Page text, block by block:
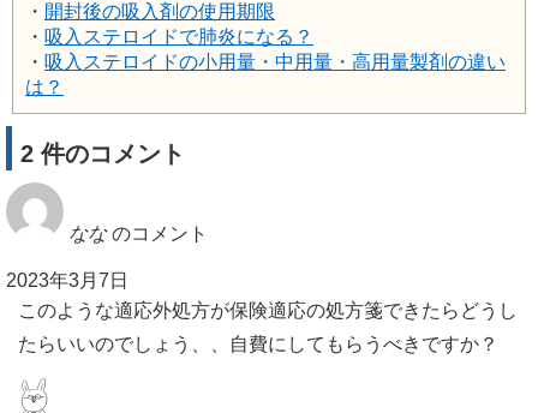
・ 開封後の吸入剤の使用期限
・ 吸入ステロイドで肺炎になる？
・ 吸入ステロイドの小用量・中用量・高用量製剤の違い
は？
2 件のコメント
なな のコメント
2023年3月7日
このような適応外処方が保険適応の処方箋できたらどうし
たらいいのでしょう、、自費にしてもらうべきですか？